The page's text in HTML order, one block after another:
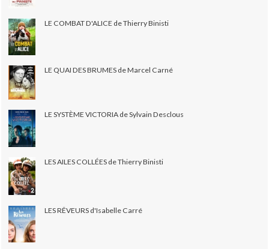
LE COMBAT D'ALICE de Thierry Binisti
LE QUAI DES BRUMES de Marcel Carné
LE SYSTÈME VICTORIA de Sylvain Desclous
LES AILES COLLÉES de Thierry Binisti
LES RÊVEURS d'Isabelle Carré